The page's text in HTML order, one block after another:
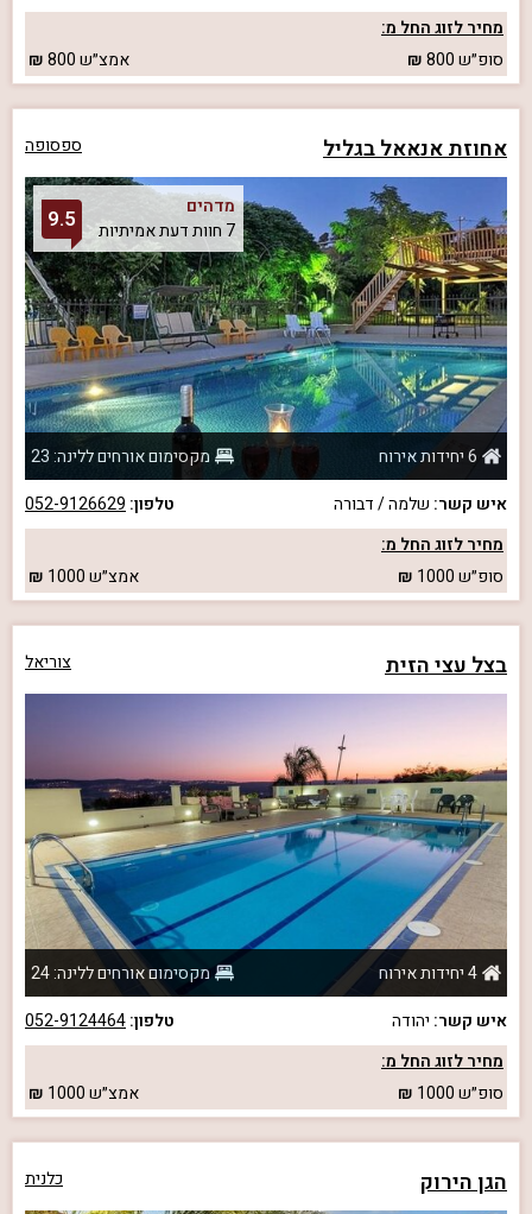
מחיר לזוג החל מ:
סופ״ש800 אמצ״ש800
אחוזת אנאאל בגליל ספסופה
מדהים
7 חוות דעת אמיתיות
9.5
6 יחידות אירוח
מקסימום אורחים ללינה: 23
איש קשר: שלמה / דבורה טלפון: 052-9126629
מחיר לזוג החל מ:
סופ״ש1000 אמצ״ש1000
בצל עצי הזית צוריאל
4 יחידות אירוח
מקסימום אורחים ללינה: 24
איש קשר: יהודה טלפון:052-9124464
מחיר לזוג החל מ:
סופ״ש1000 אמצ״ש1000
הגן הירוק כלנית